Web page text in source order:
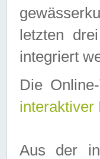
letzten
integriert
Die
interaktiver
Aus der